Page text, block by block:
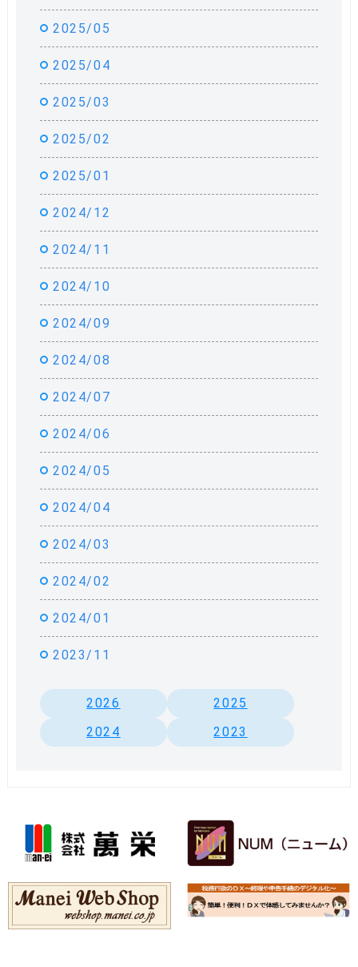
2025/05
2025/04
2025/03
2025/02
2025/01
2024/12
2024/11
2024/10
2024/09
2024/08
2024/07
2024/06
2024/05
2024/04
2024/03
2024/02
2024/01
2023/11
2026
2025
2024
2023